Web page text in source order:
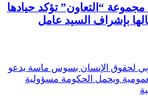
“التعاون” تؤكد حيادها
بإشراف السيد عامل